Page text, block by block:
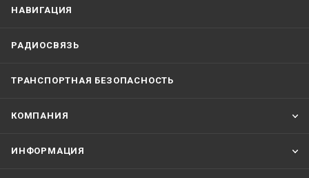
НАВИГАЦИЯ
РАДИОСВЯЗЬ
ТРАНСПОРТНАЯ БЕЗОПАСНОСТЬ
КОМПАНИЯ
ИНФОРМАЦИЯ